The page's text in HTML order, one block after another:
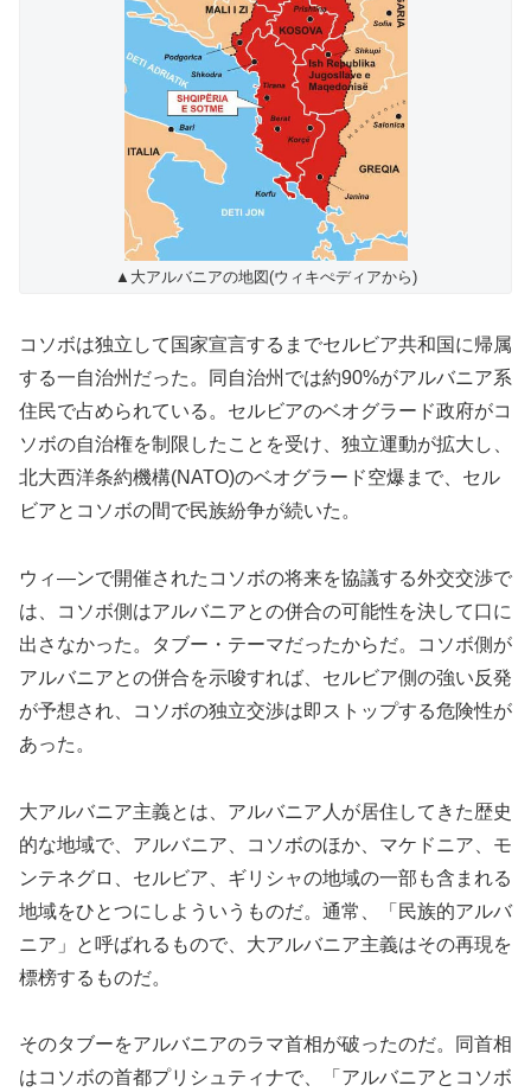
▲大アルバニアの地図(ウィキぺディアから)
コソボは独立して国家宣言するまでセルビア共和国に帰属
する一自治州だった。同自治州では約90%がアルバニア系
住民で占められている。セルビアのベオグラード政府がコ
ソボの自治権を制限したことを受け、独立運動が拡大し、
北大西洋条約機構(NATO)のベオグラード空爆まで、セル
ビアとコソボの間で民族紛争が続いた。
ウィ―ンで開催されたコソボの将来を協議する外交交渉で
は、コソボ側はアルバニアとの併合の可能性を決して口に
出さなかった。タブー・テーマだったからだ。コソボ側が
アルバニアとの併合を示唆すれば、セルビア側の強い反発
が予想され、コソボの独立交渉は即ストップする危険性が
あった。
大アルバニア主義とは、アルバニア人が居住してきた歴史
的な地域で、アルバニア、コソボのほか、マケドニア、モ
ンテネグロ、セルビア、ギリシャの地域の一部も含まれる
地域をひとつにしよういうものだ。通常、「民族的アルバ
ニア」と呼ばれるもので、大アルバニア主義はその再現を
標榜するものだ。
そのタブーをアルバニアのラマ首相が破ったのだ。同首相
はコソボの首都プリシュティナで、「アルバニアとコソボ